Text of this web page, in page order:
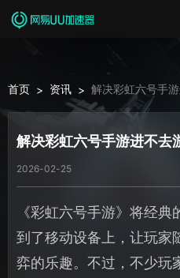
首页 > 资讯 > 解决彩虹六号手
解决彩虹六号手游进不去
2026-02-25
《彩虹六号手游》将经
到了移动设备上，让玩家
弈的乐趣。不过，不少玩